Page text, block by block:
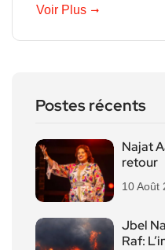
Voir Plus
Postes récents
Najat
retour
10 Août
Jbel
Raf: